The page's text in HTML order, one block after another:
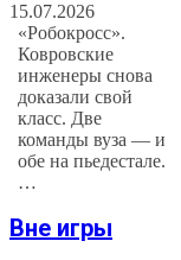
15.07.2026
«Робокросс».
Ковровские
инженеры снова
доказали свой
класс. Две
команды вуза — и
обе на пьедестале.
…
Вне игры